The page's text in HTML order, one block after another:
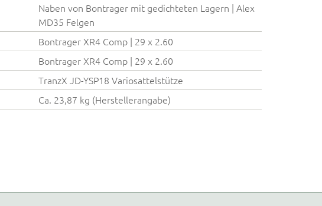
Naben von Bontrager mit gedichteten Lagern | Alex
MD35 Felgen
Bontrager XR4 Comp | 29 x 2.60
Bontrager XR4 Comp | 29 x 2.60
TranzX JD-YSP18 Variosattelstütze
Ca. 23,87 kg (Herstellerangabe)